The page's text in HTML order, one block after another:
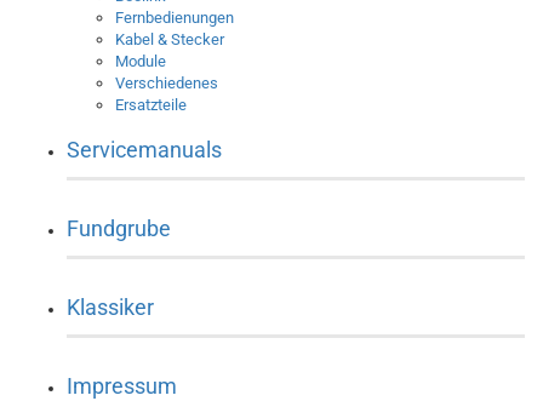
Fernbedienungen
Kabel & Stecker
Module
Verschiedenes
Ersatzteile
Servicemanuals
Fundgrube
Klassiker
Impressum